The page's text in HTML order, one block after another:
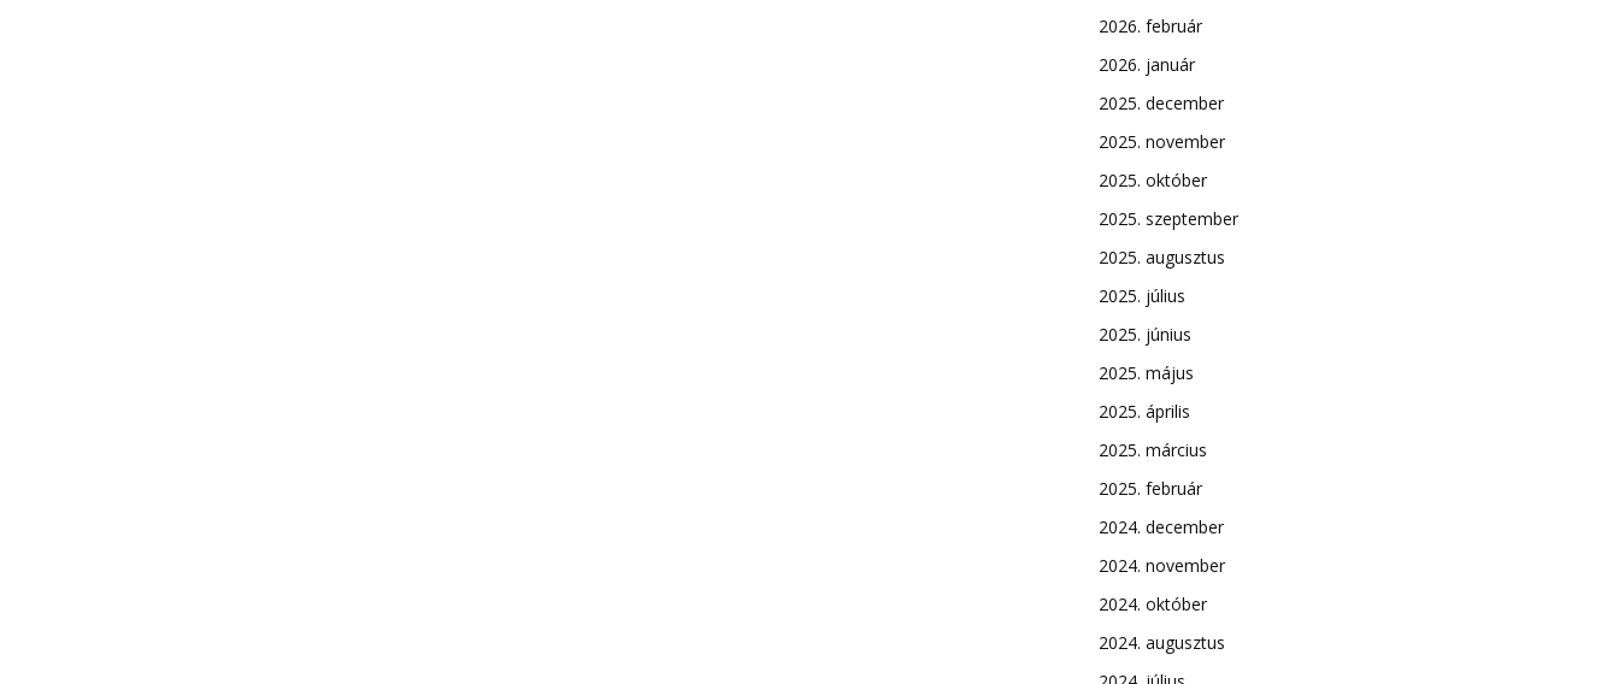
2026. február
2026. január
2025. december
2025. november
2025. október
2025. szeptember
2025. augusztus
2025. július
2025. június
2025. május
2025. április
2025. március
2025. február
2024. december
2024. november
2024. október
2024. augusztus